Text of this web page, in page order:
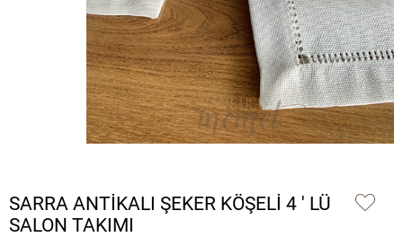
SARRA ANTİKALI ŞEKER KÖŞELİ 4 ' LÜ
SALON TAKIMI